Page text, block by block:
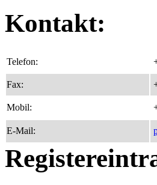
Kontakt:
Telefon:
Fax:
Mobil:
E-Mail: